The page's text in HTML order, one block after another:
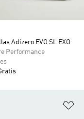
Adizero EVO SL EXO
Performance